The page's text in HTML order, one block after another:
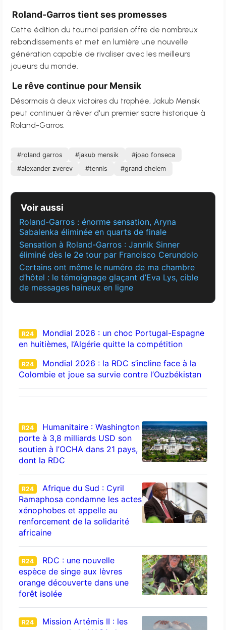
Roland-Garros tient ses promesses
Cette édition du tournoi parisien offre de nombreux
rebondissements et met en lumière une nouvelle
génération capable de rivaliser avec les meilleurs
joueurs du monde.
Le rêve continue pour Mensik
Désormais à deux victoires du trophée, Jakub Mensik
peut continuer à rêver d'un premier sacre historique à
Roland-Garros.
#roland garros #jakub mensik
#joao fonseca
#alexander zverev
#tennis #grand chelem
Voir aussi
Roland-Garros : énorme sensation, Aryna
Sabalenka éliminée en quarts de finale
Sensation à Roland-Garros : Jannik Sinner
éliminé dès le 2e tour par Francisco Cerundolo
Certains ont même le numéro de ma chambre
d’hôtel : le témoignage glaçant d’Eva Lys, cible
de messages haineux en ligne
R24
Mondial 2026 : un choc Portugal-Espagne
en huitièmes, l’Algérie quitte la compétition
R24
Mondial 2026 : la RDC s’incline face à la
Colombie et joue sa survie contre l’Ouzbékistan
R24
Humanitaire : Washington
porte à 3,8 milliards USD son
soutien à l’OCHA dans 21 pays,
dont la RDC
R24
Afrique du Sud : Cyril
Ramaphosa condamne les actes
xénophobes et appelle au
renforcement de la solidarité
africaine
R24
RDC : une nouvelle
espèce de singe aux lèvres
orange découverte dans une
forêt isolée
R24
Mission Artémis II : les